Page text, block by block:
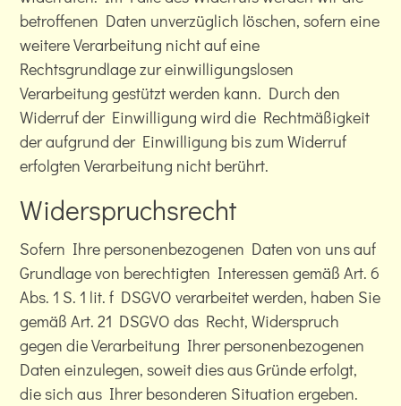
betroffenen Daten unverzüglich löschen, sofern eine
weitere Verarbeitung nicht auf eine
Rechtsgrundlage zur einwilligungslosen
Verarbeitung gestützt werden kann. Durch den
Widerruf der Einwilligung wird die Rechtmäßigkeit
der aufgrund der Einwilligung bis zum Widerruf
erfolgten Verarbeitung nicht berührt.
Widerspruchsrecht
Sofern Ihre personenbezogenen Daten von uns auf
Grundlage von berechtigten Interessen gemäß Art. 6
Abs. 1 S. 1 lit. f DSGVO verarbeitet werden, haben Sie
gemäß Art. 21 DSGVO das Recht, Widerspruch
gegen die Verarbeitung Ihrer personenbezogenen
Daten einzulegen, soweit dies aus Gründe erfolgt,
die sich aus Ihrer besonderen Situation ergeben.